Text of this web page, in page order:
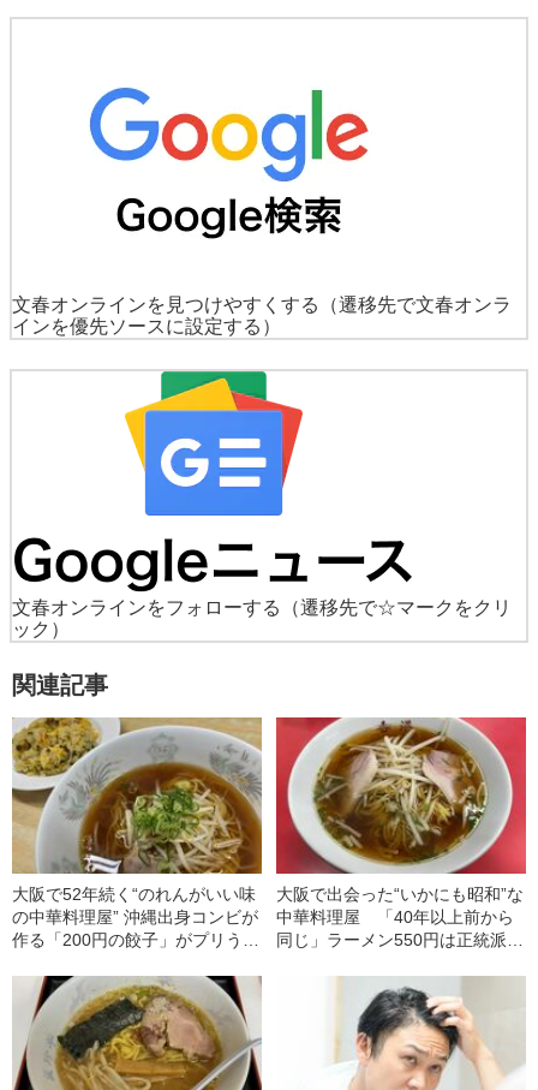
文春オンラインを見つけやすくする
（遷移先で文春オンラ
インを優先ソースに設定する）
文春オンラインをフォローする
（遷移先で☆マークをクリ
ック）
関連記事
大阪で52年続く“のれんがいい味
の中華料理屋” 沖縄出身コンビが
作る「200円の餃子」がプリうま
大阪で出会った“いかにも昭和”な
中華料理屋 「40年以上前から
同じ」ラーメン550円は正統派の